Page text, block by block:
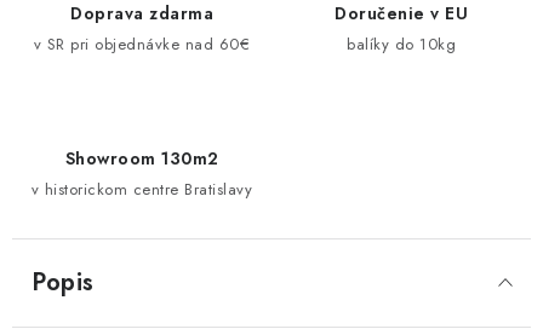
Doprava zdarma
v SR pri objednávke nad 60€
Doručenie v EU
balíky do 10kg
Showroom 130m2
v historickom centre Bratislavy
Popis